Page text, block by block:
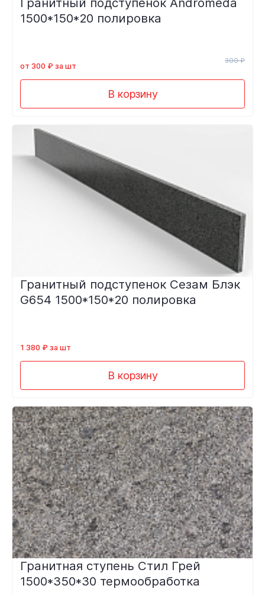
1500*150*20 полировка
от 300 ₽ за шт
300 ₽
В корзину
Гранитный подступенок Сезам Блэк
G654 1500*150*20 полировка
1 380 ₽ за шт
В корзину
Гранитная ступень Стил Грей
1500*350*30 термообработка